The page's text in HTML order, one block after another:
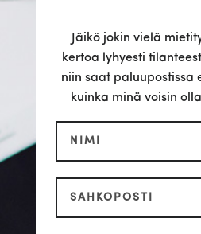
Jäikö jokin vielä
kertoa lyhyesti
niin saat paluupostissa
kuinka minä voisin